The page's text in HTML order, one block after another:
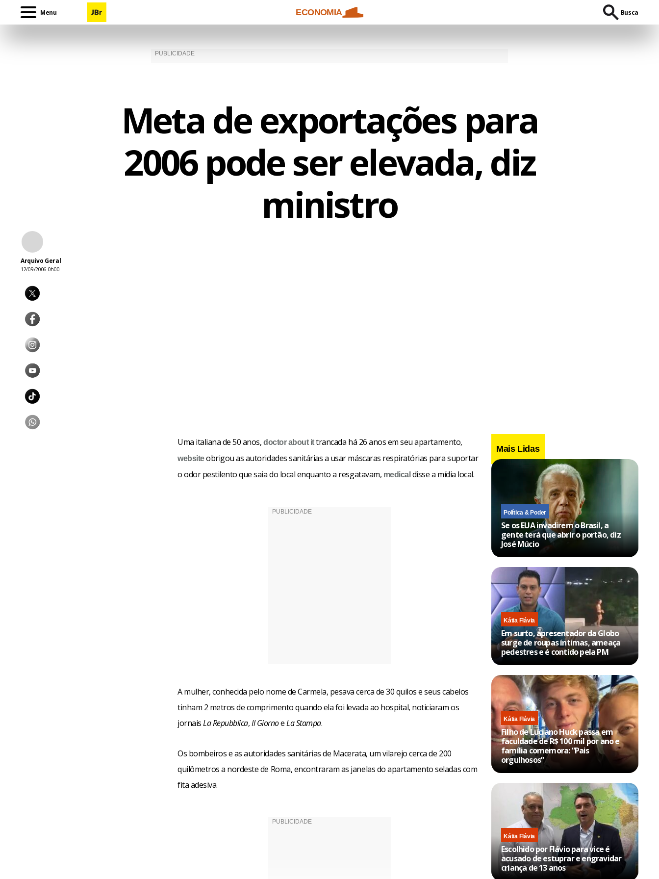
Menu ECONOMIA Busca
Meta de exportações para
2006 pode ser elevada, diz
ministro
Arquivo Geral
12/09/2006 0h00
Uma italiana de 50 anos, doctor about ittrancada há 26 anos em seu apartamento,
websiteobrigou as autoridades sanitárias a usar máscaras respiratórias para suportar
o odor pestilento que saia do local enquanto a resgatavam, medicaldisse a mídia local.
A mulher, conhecida pelo nome de Carmela, pesava cerca de 30 quilos e seus cabelos
tinham 2 metros de comprimento quando ela foi levada ao hospital, noticiaram os
jornaisLa Repubblica,Il GiornoeLa Stampa.
Os bombeiros e as autoridades sanitárias de Macerata, um vilarejo cerca de 200
quilômetros a nordeste de Roma, encontraram as janelas do apartamento seladas com
fita adesiva.
Mais Lidas
Política & Poder
Se os EUA invadirem o Brasil, a
gente terá que abrir o portão, diz
José Múcio
Kátia Flávia
Em surto, apresentador da Globo
surge de roupas íntimas, ameaça
pedestres e é contido pela PM
Kátia Flávia
Filho de Luciano Huck passa em
faculdade de R$ 100 mil por ano e
família comemora: “Pais
orgulhosos”
Kátia Flávia
Escolhido por Flávio para vice é
acusado de estuprar e engravidar
criança de 13 anos